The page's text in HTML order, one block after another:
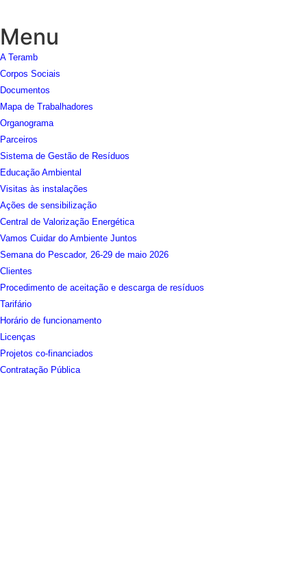
Menu
A Teramb
Corpos Sociais
Documentos
Mapa de Trabalhadores
Organograma
Parceiros
Sistema de Gestão de Resíduos
Educação Ambiental
Visitas às instalações
Ações de sensibilização
Central de Valorização Energética
Vamos Cuidar do Ambiente Juntos
Semana do Pescador, 26-29 de maio 2026
Clientes
Procedimento de aceitação e descarga de resíduos
Tarifário
Horário de funcionamento
Licenças
Projetos co-financiados
Contratação Pública